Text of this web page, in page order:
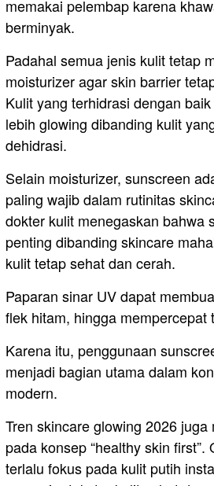
memakai pelembap karena
berminyak.
Padahal semua jenis kulit tetap
moisturizer agar skin barrier
Kulit yang terhidrasi dengan
lebih glowing dibanding kulit
dehidrasi.
Selain moisturizer, sunscreen
paling wajib dalam rutinitas
dokter kulit menegaskan bahwa
penting dibanding skincare
kulit tetap sehat dan cerah.
Paparan sinar UV dapat
flek hitam, hingga mempercepat
Karena itu, penggunaan
menjadi bagian utama dalam
modern.
Tren skincare glowing 2026 juga
pada konsep “healthy skin first”.
terlalu fokus pada kulit putih